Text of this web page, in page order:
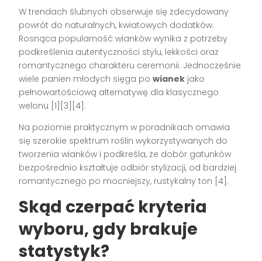
W trendach ślubnych obserwuje się zdecydowany
powrót do naturalnych, kwiatowych dodatków.
Rosnąca popularność wianków wynika z potrzeby
podkreślenia autentyczności stylu, lekkości oraz
romantycznego charakteru ceremonii. Jednocześnie
wiele panien młodych sięga powianek jako
pełnowartościową alternatywę dla klasycznego
welonu [1][3][4].
Na poziomie praktycznym w poradnikach omawia
się szerokie spektrum roślin wykorzystywanych do
tworzenia wianków i podkreśla, że dobór gatunków
bezpośrednio kształtuje odbiór stylizacji, od bardziej
romantycznego po mocniejszy, rustykalny ton [4].
Skąd czerpać kryteria
wyboru, gdy brakuje
statystyk?